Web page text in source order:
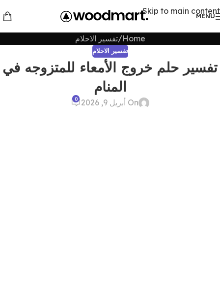
Skip to main content
MENU
Home تفسير الاحلام
تفسير الاحلام
تفسير حلم خروج الأمعاء للمتزوجه في
المنام
On أبريل 9, 2026 0